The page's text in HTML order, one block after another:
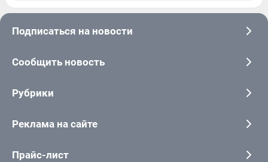
Подписаться на новости
Сообщить новость
Рубрики
Реклама на сайте
Прайс-лист